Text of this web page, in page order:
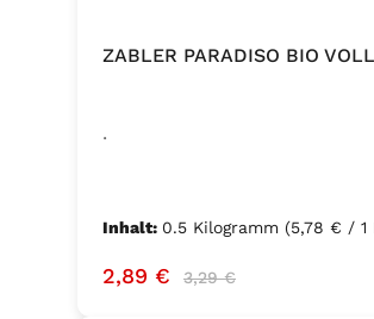
ZABLER PARADISO BIO
.
Inhalt: 0.5 Kilogramm (5,78 € / 1
Verkaufspreis:
2,89 € Regulärer Preis:
3,29 €